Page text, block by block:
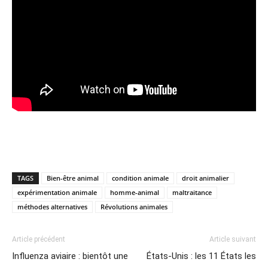
TAGS Bien-être animal condition animale
droit animalier
expérimentation animale
homme-animal
maltraitance
méthodes alternatives
Révolutions animales
Article précédent
Influenza aviaire : bientôt une
Article suivant
États-Unis : les 11 États les